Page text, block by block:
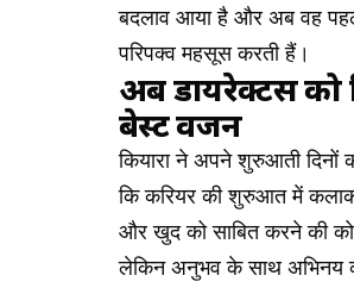
बदलाव आया है और अब वह
परिपक्व महसूस करती हैं।
अब डायरेक्टर्स को
बेस्ट वर्जन
कियारा ने अपने शुरुआती दिनों
कि करियर की शुरुआत में
और खुद को साबित करने की
लेकिन अनुभव के साथ अभिनय